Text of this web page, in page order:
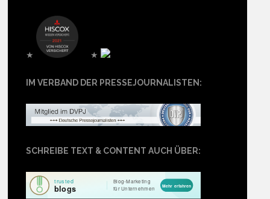
★ ★
IM VERBAND DER PRESSEJOURNALISTEN:
SCHREIBE TEXT & CONTENT AUCH ÜBER: